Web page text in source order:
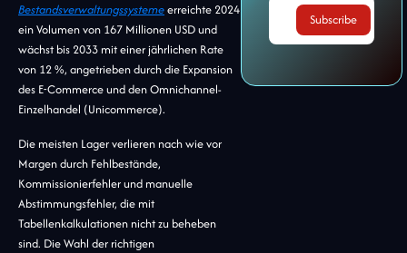
Bestandsverwaltungssystemeerreichte 2024
ein Volumen von 167 Millionen USD und
wächst bis 2033 mit einer jährlichen Rate
von 12 %, angetrieben durch die Expansion
des E-Commerce und den Omnichannel-
Einzelhandel (Unicommerce).
Die meisten Lager verlieren nach wie vor
Margen durch Fehlbestände,
Kommissionierfehler und manuelle
Abstimmungsfehler, die mit
Tabellenkalkulationen nicht zu beheben
sind. Die Wahl der richtigen